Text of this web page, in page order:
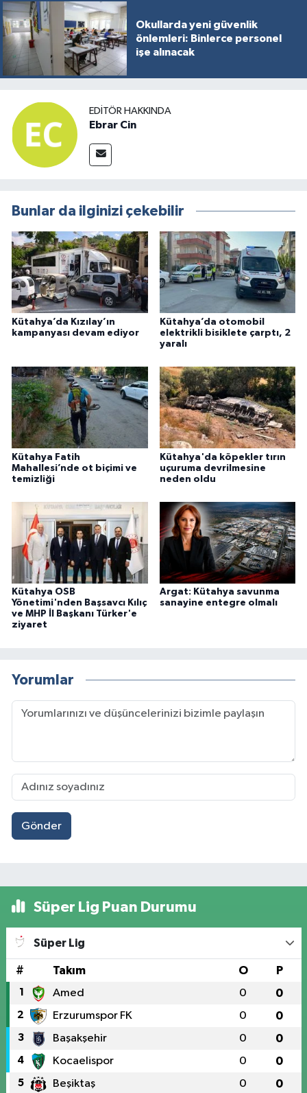
Okullarda yeni güvenlik
önlemleri: Binlerce personel
işe alınacak
EDITÖR HAKKINDA
Ebrar Cin
Bunlar da ilginizi çekebilir
Kütahya’da Kızılay’ın
kampanyası devam ediyor
Kütahya’da otomobil
elektrikli bisiklete çarptı, 2
yaralı
Kütahya Fatih
Mahallesi’nde ot biçimi ve
temizliği
Kütahya'da köpekler tırın
uçuruma devrilmesine
neden oldu
Kütahya OSB
Yönetimi'nden Başsavcı Kılıç
ve MHP İl Başkanı Türker'e
ziyaret
Argat: Kütahya savunma
sanayine entegre olmalı
Yorumlar
Gönder
Süper Lig Puan Durumu
Süper Lig
# Takım O P
1 Amed 0 0
2 Erzurumspor FK 0 0
3 Başakşehir 0 0
4 Kocaelispor 0 0
5 Beşiktaş 0 0